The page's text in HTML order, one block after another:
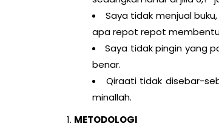
Saya tidak menjual
apa repot repot
Saya tidak pingin yang
benar.
Qiraati tidak disebar-
minallah.
METODOLOGI